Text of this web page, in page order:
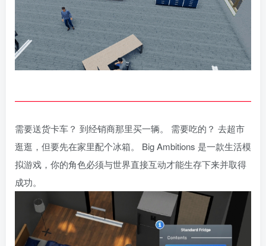
需要送货卡车？ 到经销商那里买一辆。 需要吃的？ 去超市
逛逛，但要先在家里配个冰箱。 Big Ambitions 是一款生活模
拟游戏，你的角色必须与世界直接互动才能生存下来并取得
成功。